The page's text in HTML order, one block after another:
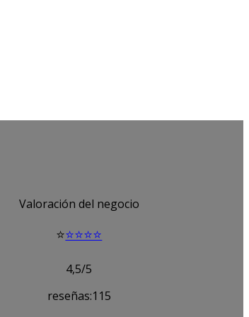
Valoración del negocio
⭐⭐⭐⭐⭐
4,5/5
reseñas:115